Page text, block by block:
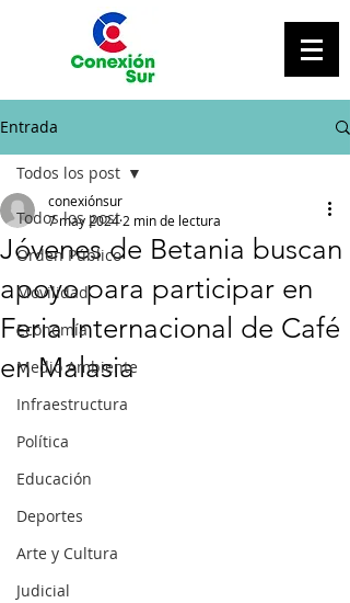
Entrada
Todos los post
Orden Público
Movilidad
Economía
Medio Ambiente
Infraestructura
Política
Educación
Deportes
Arte y Cultura
Judicial
Todos los post
Jóvenes de Betania buscan
apoyo para participar en
Feria Internacional de Café
en Malasia
conexiónsur
7 may 2024 2 min de lectura